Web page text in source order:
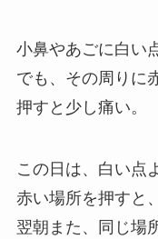
小鼻やあごに白い
でも、その周りに
押すと少し痛い。
この日は、白い点
赤い場所を押すと
翌朝また、同じ場